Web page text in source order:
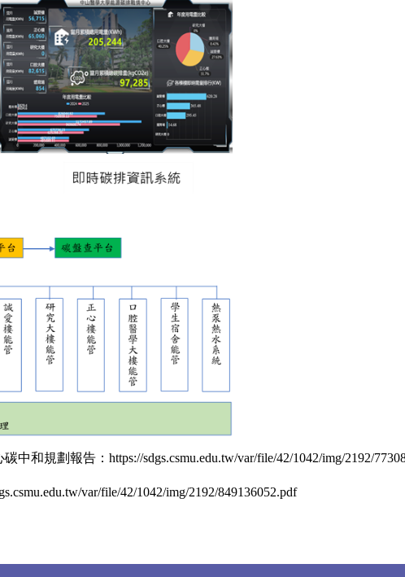
中和規劃報告： https://sdgs.csmu.edu.tw/var/file/42/1042/img/2192/
var/file/42/1042/img/2192/849136052.pdf